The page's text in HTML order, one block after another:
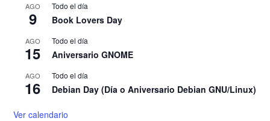
AGO
9
Todo el día
Book Lovers Day
AGO
15
Todo el día
Aniversario GNOME
AGO
16
Todo el día
Debian Day (Día o Aniversario Debian GNU/Linux)
Ver calendario